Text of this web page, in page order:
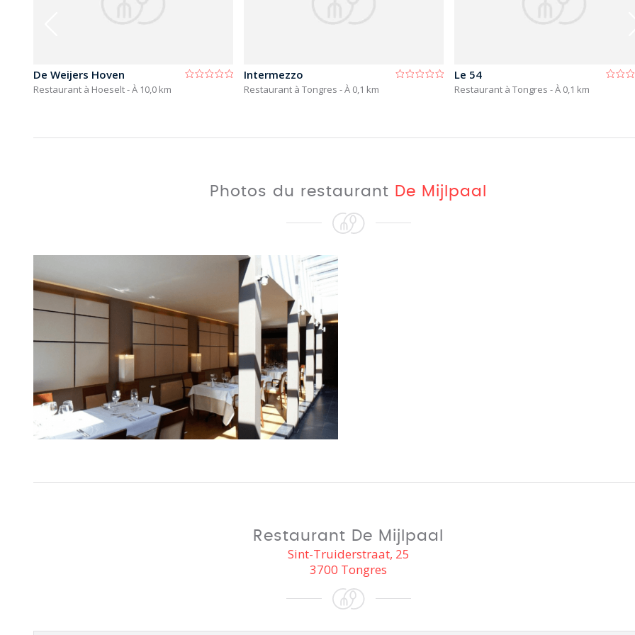
De Weijers Hoven
Restaurant à Hoeselt- À 10,0 km
Intermezzo
Restaurant à Tongres - À 0,1 km
Le 54
Restaurant à Tongres - À 0,1 km
Photos du restaurant De Mijlpaal
Restaurant De Mijlpaal
Sint-Truiderstraat, 25
3700 Tongres